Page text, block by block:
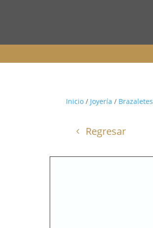
Inicio / Joyería / Brazaletes
Regresar